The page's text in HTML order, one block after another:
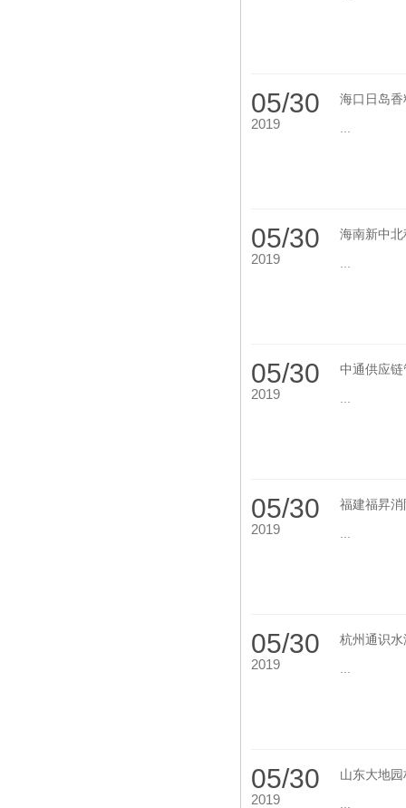
05/30
2019
海口日岛
05/30
2019
海南新中
05/30
2019
中通供应
05/30
2019
福建福昇
05/30
2019
杭州通识
05/30
2019
山东大地